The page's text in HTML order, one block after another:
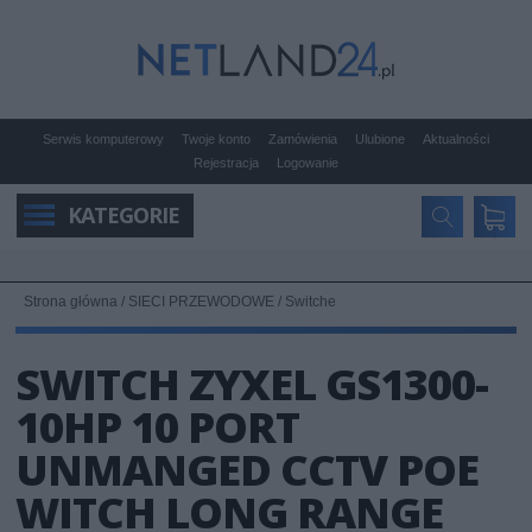
Serwis komputerowy Twoje konto Zamówienia Ulubione
Aktualności
Rejestracja
Logowanie
KATEGORIE
Strona główna / SIECI PRZEWODOWE / Switche
SWITCH ZYXEL GS1300-
10HP 10 PORT
UNMANGED CCTV POE
WITCH LONG RANGE